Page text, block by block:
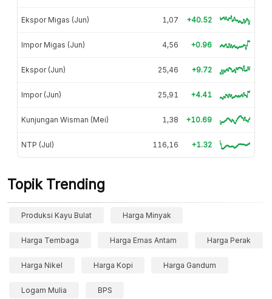
Ekspor Migas (Jun) 1,07 +40.52
Impor Migas (Jun) 4,56 +0.96
Ekspor (Jun) 25,46 +9.72
Impor (Jun) 25,91 +4.41
Kunjungan Wisman (Mei) 1,38 +10.69
NTP (Jul) 116,16 +1.32
Topik Trending
Produksi Kayu Bulat Harga Minyak
Harga Tembaga Harga Emas Antam Harga Perak
Harga Nikel Harga Kopi Harga Gandum
Logam Mulia BPS